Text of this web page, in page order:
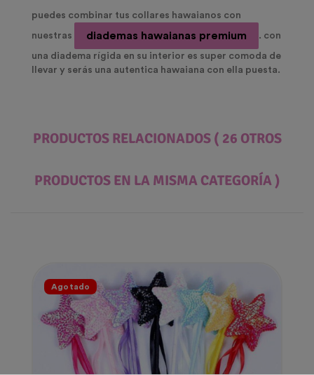
puedes combinar tus collares hawaianos con
nuestras diademas hawaianas premium . con
una diadema rígida en su interior es super comoda de
llevar y serás una autentica hawaiana con ella puesta.
PRODUCTOS RELACIONADOS ( 26 OTROS
PRODUCTOS EN LA MISMA CATEGORÍA )
Agotado